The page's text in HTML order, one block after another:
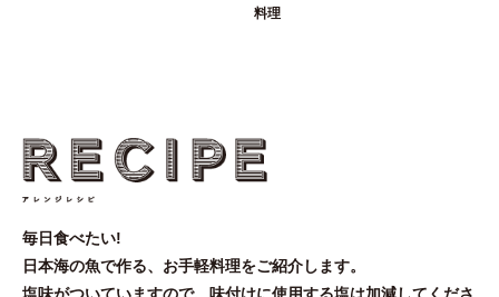
料理
毎日食べたい!
日本海の魚で作る、お手軽料理をご紹介します。
塩味がついていますので、味付けに使用する塩は加減してくださ